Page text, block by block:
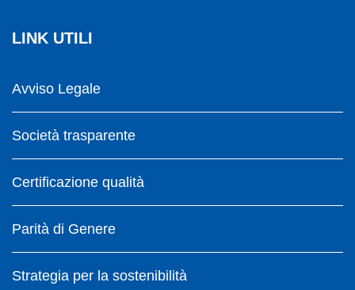
LINK UTILI
Avviso Legale
Società trasparente
Certificazione qualità
Parità di Genere
Strategia per la sostenibilità